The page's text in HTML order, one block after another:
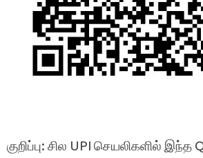
குறிப்பு: சில UPI செயலிகளில்